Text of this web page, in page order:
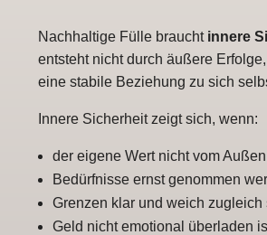
Nachhaltige Fülle braucht innere
entsteht nicht durch äußere
eine stabile Beziehung zu sich
Innere Sicherheit zeigt sich, wenn:
der eigene Wert nicht vom
Bedürfnisse ernst genommen
Grenzen klar und weich zugleich
Geld nicht emotional überladen